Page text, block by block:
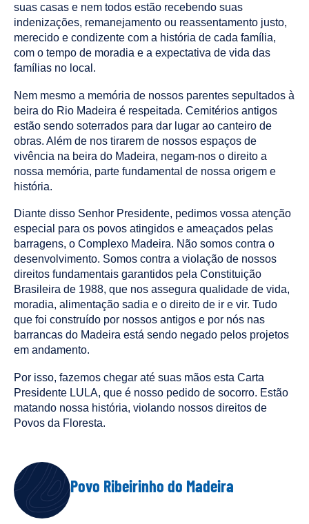
suas casas e nem todos estão recebendo suas
indenizações, remanejamento ou reassentamento justo,
merecido e condizente com a história de cada família,
com o tempo de moradia e a expectativa de vida das
famílias no local.
Nem mesmo a memória de nossos parentes sepultados à
beira do Rio Madeira é respeitada. Cemitérios antigos
estão sendo soterrados para dar lugar ao canteiro de
obras. Além de nos tirarem de nossos espaços de
vivência na beira do Madeira, negam-nos o direito a
nossa memória, parte fundamental de nossa origem e
história.
Diante disso Senhor Presidente, pedimos vossa atenção
especial para os povos atingidos e ameaçados pelas
barragens, o Complexo Madeira. Não somos contra o
desenvolvimento. Somos contra a violação de nossos
direitos fundamentais garantidos pela Constituição
Brasileira de 1988, que nos assegura qualidade de vida,
moradia, alimentação sadia e o direito de ir e vir. Tudo
que foi construído por nossos antigos e por nós nas
barrancas do Madeira está sendo negado pelos projetos
em andamento.
Por isso, fazemos chegar até suas mãos esta Carta
Presidente LULA, que é nosso pedido de socorro. Estão
matando nossa história, violando nossos direitos de
Povos da Floresta.
AUTHOR Povo Ribeirinho do Madeira